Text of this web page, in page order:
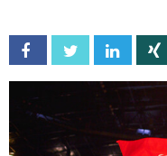
Facebook Twitter Linkedin